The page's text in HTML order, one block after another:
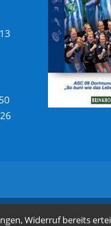
Widerruf bereits